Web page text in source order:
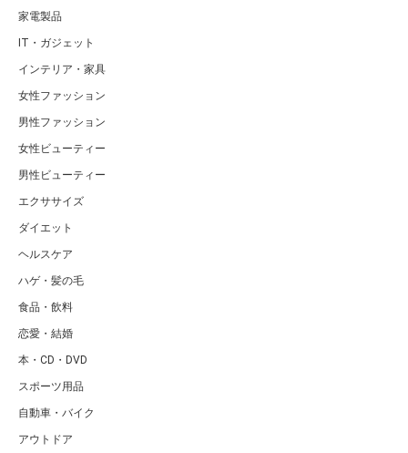
家電製品
IT・ガジェット
インテリア・家具
女性ファッション
男性ファッション
女性ビューティー
男性ビューティー
エクササイズ
ダイエット
ヘルスケア
ハゲ・髪の毛
食品・飲料
恋愛・結婚
本・CD・DVD
スポーツ用品
自動車・バイク
アウトドア